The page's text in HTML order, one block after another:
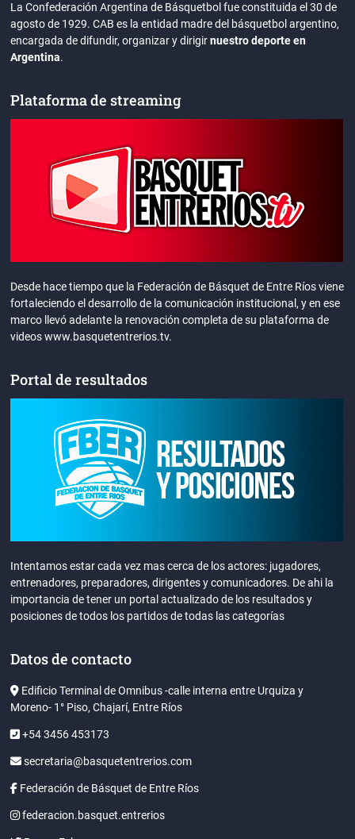
La Confederación Argentina de Básquetbol fue constituida el 30 de
agosto de 1929. CAB es la entidad madre del básquetbol argentino,
encargada de difundir, organizar y dirigirnuestro deporte en
Argentina.
Plataforma de streaming
Desde hace tiempo que la Federación de Básquet de Entre Ríos viene
fortaleciendo el desarrollo de la comunicación institucional, y en ese
marco llevó adelante la renovación completa de su plataforma de
videos www.basquetentrerios.tv.
Portal de resultados
Intentamos estar cada vez mas cerca de los actores: jugadores,
entrenadores, preparadores, dirigentes y comunicadores. De ahi la
importancia de tener un portal actualizado de los resultados y
posiciones de todos los partidos de todas las categorías
Datos de contacto
Edificio Terminal de Omnibus -calle interna entre Urquiza y
Moreno- 1° Piso, Chajarí, Entre Ríos
+54 3456 453173
secretaria@basquetentrerios.com
Federación de Básquet de Entre Ríos
federacion.basquet.entrerios